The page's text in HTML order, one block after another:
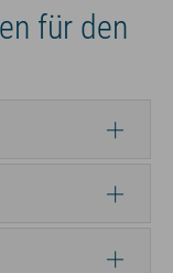
für den